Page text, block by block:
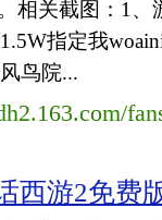
相关截图：1
指定我
风鸟院...
西游2免费